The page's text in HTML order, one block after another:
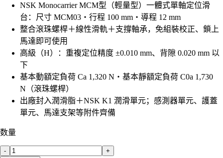
NSK Monocarrier MCM型（輕量型）一體式單軸定位滑
台：尺寸 MCM03・行程 100 mm・導程 12 mm
整合滾珠螺桿＋線性滑軌＋支撐軸承，免組裝校正、鎖上
馬達即可使用
高級（H）：重複定位精度 ±0.010 mm、背隙 0.020 mm 以
下
基本動額定負荷 Ca 1,320 N・基本靜額定負荷 C0a 1,730
N（滾珠螺桿）
出廠封入潤滑脂＋NSK K1 潤滑單元；感測器單元、護蓋
單元、馬達支架等附件齊備
数量
-
+